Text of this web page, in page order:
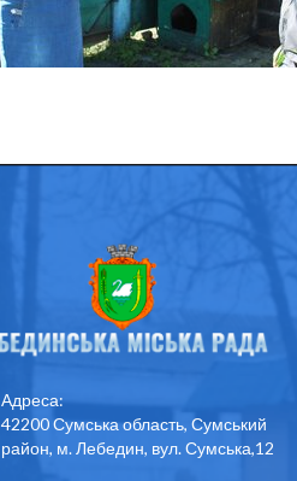
Адреса:
42200 Сумська область, Сумський
район, м. Лебедин, вул. Сумська,12